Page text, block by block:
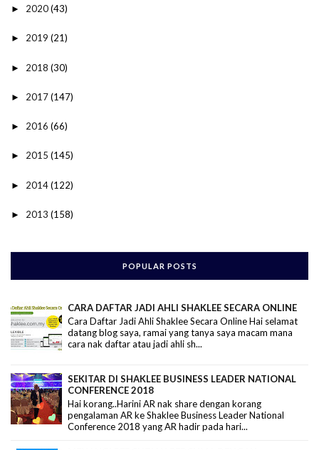
► 2020(43)
► 2019 (21)
► 2018 (30)
► 2017(147)
► 2016 (66)
► 2015 (145)
► 2014(122)
► 2013 (158)
POPULAR POSTS
CARA DAFTAR JADI AHLI SHAKLEE SECARA ONLINE
Cara Daftar Jadi Ahli Shaklee Secara Online Hai selamat
datang blog saya, ramai yang tanya saya macam mana
cara nak daftar atau jadi ahli sh...
SEKITAR DI SHAKLEE BUSINESS LEADER NATIONAL
CONFERENCE 2018
Hai korang..Harini AR nak share dengan korang
pengalaman AR ke Shaklee Business Leader National
Conference 2018 yang AR hadir pada hari...